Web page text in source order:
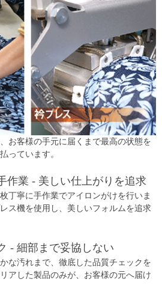
お客様の手元に届くまで最高の状態を
っています。
作業 - 美しい仕上がりを追求
丁寧に手作業でアイロンがけを行いま
ス機を使用し、美しいフォルムを追求
- 細部まで妥協しない
な汚れまで、徹底した品質チェックを
アした製品のみが、お客様の元へ届け